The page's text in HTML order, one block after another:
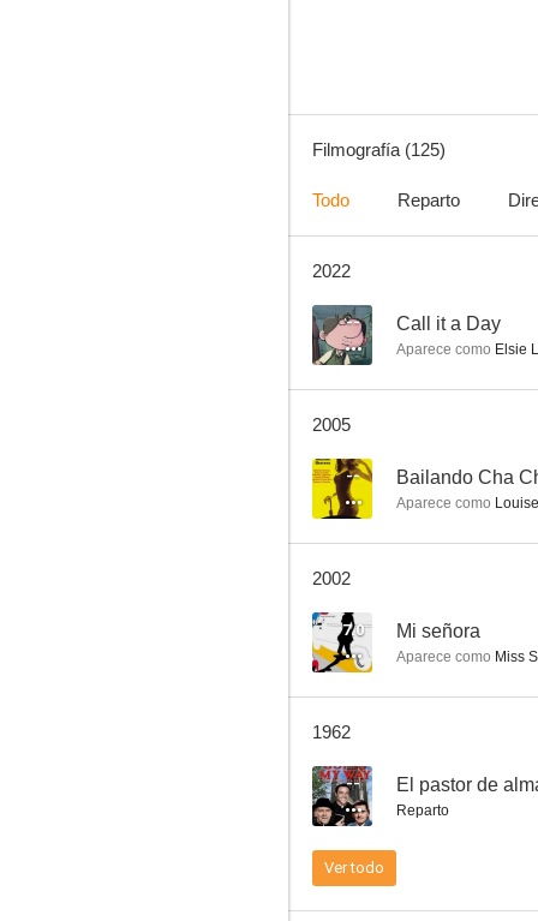
Las tres caras de Eva
7.3
Filmografía (125)
Todo Reparto
2022
-- Call it a Day
Aparece como Elsie
2005
-- Bailando Cha
Aparece como
2002
7.0 Mi señora
Aparece como Miss
1962
-- El pastor de
Reparto
Ver todo